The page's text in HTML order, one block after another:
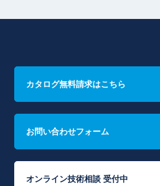
カタログ無料請求はこちら
お問い合わせフォーム
オンライン技術相談 受付中